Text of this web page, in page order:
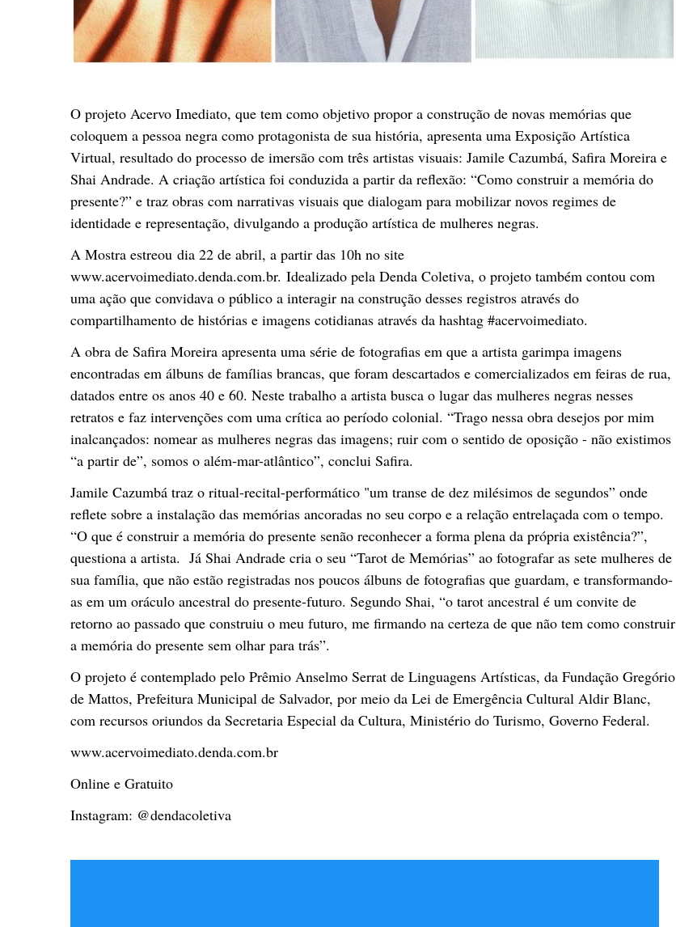
O projeto Acervo Imediato, que tem como objetivo propor a construção de novas memórias que
coloquem a pessoa negra como protagonista de sua história, apresenta uma Exposição Artística
Virtual, resultado do processo de imersão com três artistas visuais: Jamile Cazumbá, Safira Moreira e
Shai Andrade. A criação artística foi conduzida a partir da reflexão: “Como construir a memória do
presente?” e traz obras com narrativas visuais que dialogam para mobilizar novos regimes de
identidade e representação, divulgando a produção artística de mulheres negras.
A Mostra estreou dia 22 de abril, a partir das 10h no site
www.acervoimediato.denda.com.br. Idealizado pela Denda Coletiva, o projeto também contou com
uma ação que convidava o público a interagir na construção desses registros através do
compartilhamento de histórias e imagens cotidianas através da hashtag #acervoimediato.
A obra de Safira Moreira apresenta uma série de fotografias em que a artista garimpa imagens
encontradas em álbuns de famílias brancas, que foram descartados e comercializados em feiras de rua,
datados entre os anos 40 e 60. Neste trabalho a artista busca o lugar das mulheres negras nesses
retratos e faz intervenções com uma crítica ao período colonial. “Trago nessa obra desejos por mim
inalcançados: nomear as mulheres negras das imagens; ruir com o sentido de oposição - não existimos
“a partir de”, somos o além-mar-atlântico”, conclui Safira.
Jamile Cazumbá traz o ritual-recital-performático "um transe de dez milésimos de segundos” onde
reflete sobre a instalação das memórias ancoradas no seu corpo e a relação entrelaçada com o tempo.
“O que é construir a memória do presente senão reconhecer a forma plena da própria existência?”,
questiona a artista. Já Shai Andrade cria o seu “Tarot de Memórias” ao fotografar as sete mulheres de
sua família, que não estão registradas nos poucos álbuns de fotografias que guardam, e transformando-
as em um oráculo ancestral do presente-futuro. Segundo Shai, “o tarot ancestral é um convite de
retorno ao passado que construiu o meu futuro, me firmando na certeza de que não tem como construir
a memória do presente sem olhar para trás”.
O projeto é contemplado pelo Prêmio Anselmo Serrat de Linguagens Artísticas, da Fundação Gregório
de Mattos, Prefeitura Municipal de Salvador, por meio da Lei de Emergência Cultural Aldir Blanc,
com recursos oriundos da Secretaria Especial da Cultura, Ministério do Turismo, Governo Federal.
www.acervoimediato.denda.com.br
Online e Gratuito
Instagram: @dendacoletiva